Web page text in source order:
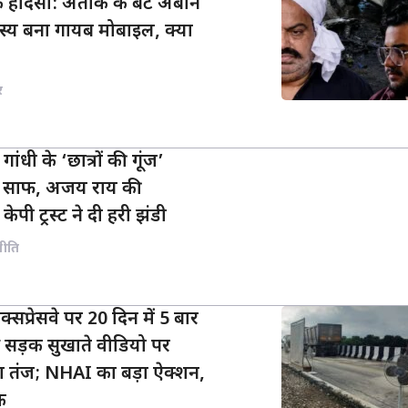
बना गायब मोबाइल, क्या
के ‘छात्रों की गूंज’
साफ, अजय राय की
ट्रस्ट ने दी हरी झंडी
पर 20 दिन में 5 बार
सुखाते वीडियो पर
तंज; NHAI का बड़ा ऐक्शन,